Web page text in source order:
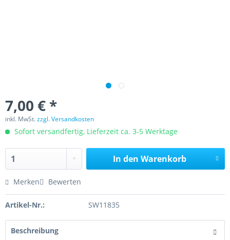
7,00 € *
inkl. MwSt.zzgl. Versandkosten
Sofort versandfertig, Lieferzeit ca. 3-5 Werktage
In den Warenkorb
Merken Bewerten
Artikel-Nr.: SW11835
Beschreibung